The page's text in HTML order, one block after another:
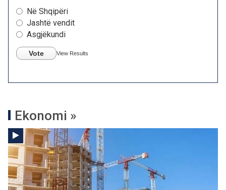
Në Shqipëri
Jashtë vendit
Asgjëkundi
Vote View Results
Ekonomi »